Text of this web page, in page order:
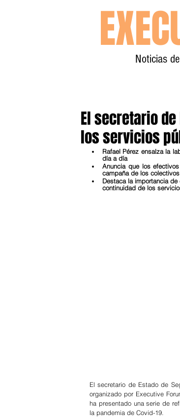
Noticias
El secretario
los servicios
Rafael Pérez ensalza la
día a día
Anuncia que los
campaña de los
Destaca la importancia
continuidad de los
El secretario de Estado de
organizado por Executive
ha presentado una serie de
la pandemia de Covid-19.